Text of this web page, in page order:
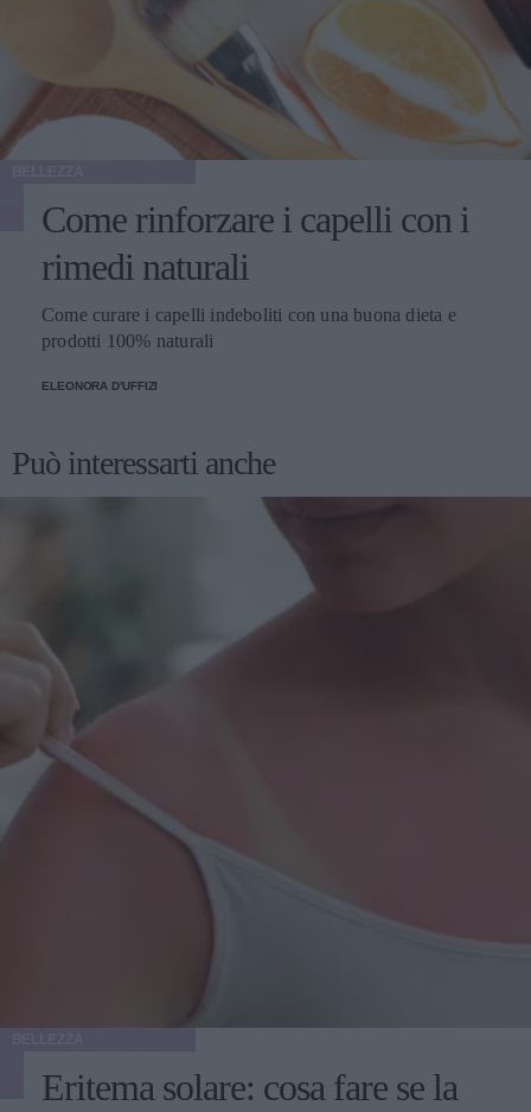
Come rinforzare i capelli con i
rimedi naturali
Come curare i capelli indeboliti con una buona dieta e
prodotti 100% naturali
ELEONORA D'UFFIZI
Può interessarti anche
Eritema solare: cosa fare se la